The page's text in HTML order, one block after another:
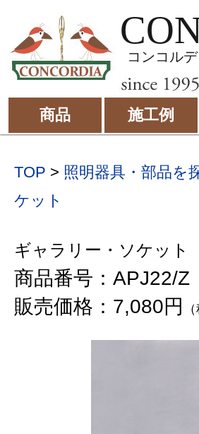
コンコル
商品 施工例
TOP > 照明器具・部品を
ケット
ギャラリー・ソケット
商品番号：APJ22/Z
販売価格：7,080円